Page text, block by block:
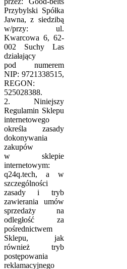
Przybylski Spółka
Jawna, z siedzibą
w/przy: ul.
Kwarcowa 6, 62-
002 Suchy Las
działający
pod numerem
NIP: 9721338515,
REGON:
525028388.
2. Niniejszy
Regulamin Sklepu
internetowego
określa zasady
dokonywania
zakupów
w sklepie
internetowym:
q24q.tech, a w
szczególności
zasady i tryb
zawierania umów
sprzedaży na
odległość za
pośrednictwem
Sklepu, jak
również tryb
postępowania
reklamacyjnego